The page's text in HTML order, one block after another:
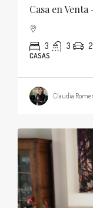
Casa en
3 3 2
CASAS
Claudia